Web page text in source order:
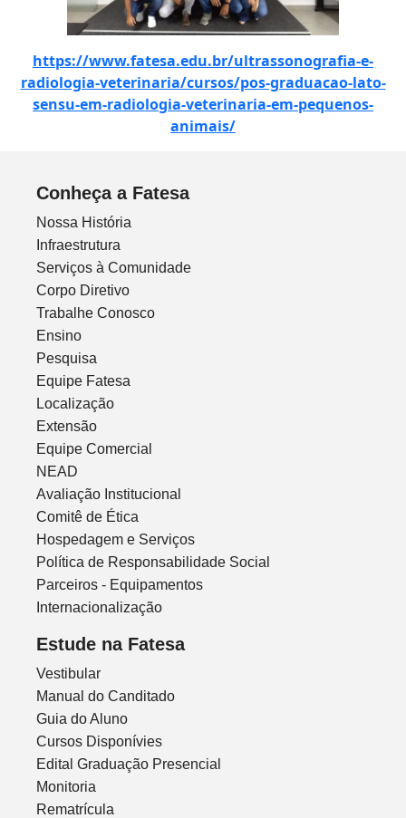
https://www.fatesa.edu.br/ultrassonografia-e-
radiologia-veterinaria/cursos/pos-graduacao-lato-
sensu-em-radiologia-veterinaria-em-pequenos-
animais/
Conheça a Fatesa
Nossa História
Infraestrutura
Serviços à Comunidade
Corpo Diretivo
Trabalhe Conosco
Ensino
Pesquisa
Equipe Fatesa
Localização
Extensão
Equipe Comercial
NEAD
Avaliação Institucional
Comitê de Ética
Hospedagem e Serviços
Política de Responsabilidade Social
Parceiros - Equipamentos
Internacionalização
Estude na Fatesa
Vestibular
Manual do Canditado
Guia do Aluno
Cursos Disponívies
Edital Graduação Presencial
Monitoria
Rematrícula